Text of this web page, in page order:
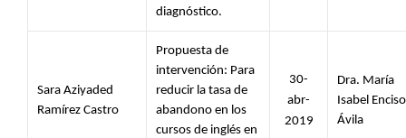
diagnóstico.
Sara Aziyaded
Ramírez Castro
Propuesta de
intervención: Para
reducir la tasa de
abandono en los
cursos de inglés en
30-
abr-
2019
Dra. María
Isabel Enciso
Ávila